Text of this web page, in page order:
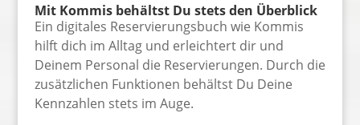
Mit Kommis behältst Du stets den Überblick
Ein digitales Reservierungsbuch wie Kommis
hilft dich im Alltag und erleichtert dir und
Deinem Personal die Reservierungen. Durch die
zusätzlichen Funktionen behältst Du Deine
Kennzahlen stets im Auge.